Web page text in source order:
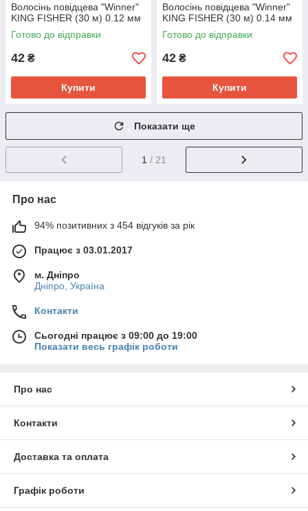
Волосінь повідцева "Winner"
KING FISHER (30 м) 0.12 мм
Готово до відправки
42 ₴
Купити
Волосінь повідцева "Winner"
KING FISHER (30 м) 0.14 мм
Готово до відправки
42 ₴
Купити
Показати ще
1 / 21
Про нас
94% позитивних з 454 відгуків за рік
Працює з 03.01.2017
м. Дніпро
Дніпро, Україна
Контакти
Сьогодні працює з 09:00 до 19:00
Показати весь графік роботи
Про нас
Контакти
Доставка та оплата
Графік роботи